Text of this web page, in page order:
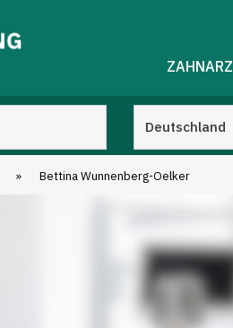
» Bettina Wunnenberg-Oelker